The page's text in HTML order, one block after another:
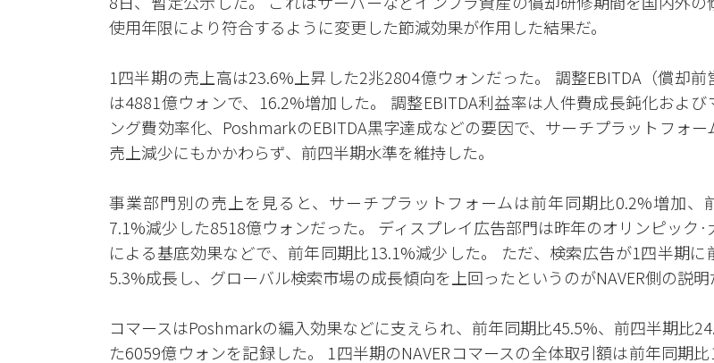
使用年限により符合するように変更した節減効果が作用した結果だ。
1四半期の売上高は23.6%上昇した2兆2804億ウォンだった。 調整EBITDA（償却前
は4881億ウォンで、16.2%増加した。 調整EBITDA利益率は人件費成長鈍化および
ング費効率化、PoshmarkのEBITDA黒字達成などの要因で、サーチプラットフォー
売上減少にもかかわらず、前四半期水準を維持した。
事業部門別の売上を見ると、サーチプラットフォームは前年同期比0.2%増加、
7.1%減少した8518億ウォンだった。 ディスプレイ広告部門は昨年のオリンピック·
による基底効果などで、前年同期比13.1%減少した。 ただ、検索広告が1四半期に
5.3%成長し、グローバル検索市場の成長傾向を上回ったというのがNAVER側の説明
コマースはPoshmarkの編入効果などに支えられ、前年同期比45.5%、前四半期比
た6059億ウォンを記録した。 1四半期のNAVERコマースの全体取引額は前年同期